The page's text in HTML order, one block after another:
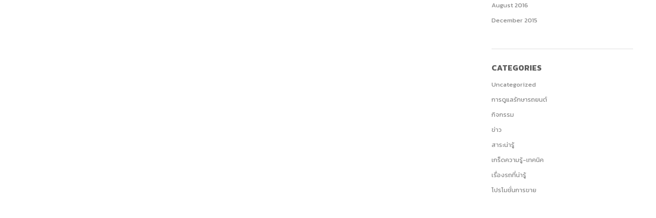
August 2016
December 2015
CATEGORIES
Uncategorized
การดูแลรักษารถยนต์
กิจกรรม
ข่าว
สาระน่ารู้
เกร็ดความรู้-เทคนิค
เรื่องรถที่น่ารู้
โปรโมชั่นการขาย